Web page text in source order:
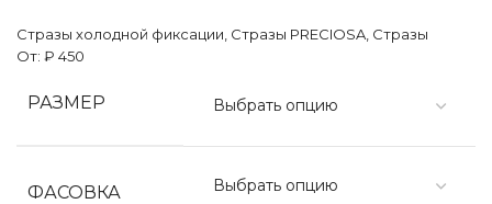
Стразы холодной фиксации Стразы PRECIOSA Стразы
От: ₽ 450
РАЗМЕР
ФАСОВКА